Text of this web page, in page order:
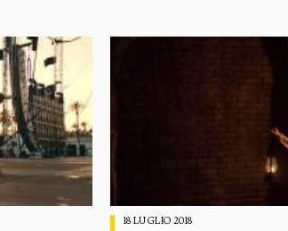
18 LUGLIO 2018